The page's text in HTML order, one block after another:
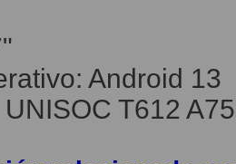
Android 13
T612